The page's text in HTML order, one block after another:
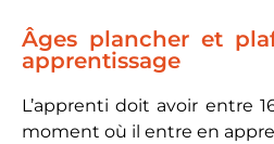
Âges plancher et
apprentissage
L’apprenti doit avoir entre
moment où il entre en